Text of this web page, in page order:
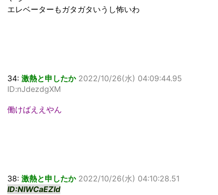
エレベーターもガタガタいうし怖いわ
34: 激熱と申したか 2022/10/26(水) 04:09:44.95
ID:nJdezdgXM
働けばええやん
38: 激熱と申したか 2022/10/26(水) 04:10:28.51
ID:NlWCaEZId